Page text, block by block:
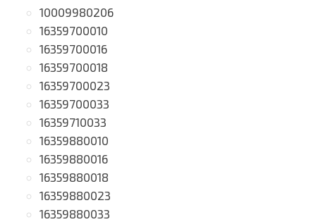
10009980206
16359700010
16359700016
16359700018
16359700023
16359700033
16359710033
16359880010
16359880016
16359880018
16359880023
16359880033